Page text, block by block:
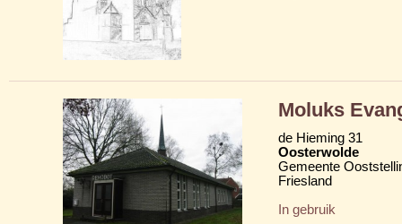
Moluks
de Hieming 31
Oosterwolde
Gemeente
Friesland
In gebruik